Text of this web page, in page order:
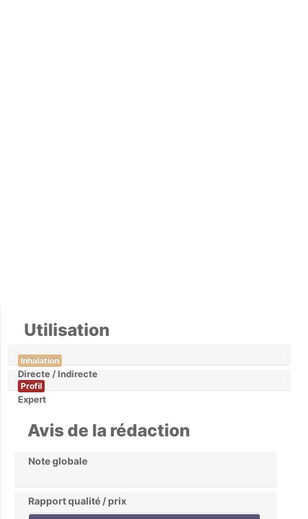
Utilisation
Inhalation
Directe / Indirecte
Profil
Expert
Avis de la rédaction
Note globale
Rapport qualité / prix